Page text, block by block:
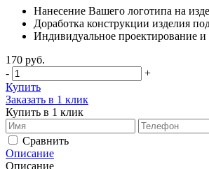
Нанесение Вашего логотипа на
Доработка конструкции изделия
Индивидуальное проектирование и
170 руб.
-
+
Купить
Заказать в 1 клик
Купить в 1 клик
Сравнить
Описание
Описание